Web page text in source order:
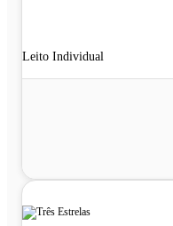
Leito Individual